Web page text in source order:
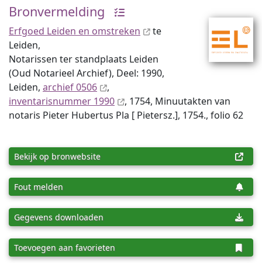
Bronvermelding
Erfgoed Leiden en omstreken
te
Leiden,
Notarissen ter standplaats Leiden
(Oud Notarieel Archief), Deel: 1990,
Leiden, archief 0506
,
inventaris­num­mer 1990
, 1754, Minuutakten van
notaris Pieter Hubertus Pla [ Pietersz.], 1754., folio 62
Bekijk op bronwebsite
Fout melden
Gegevens downloaden
Toevoegen aan favorieten